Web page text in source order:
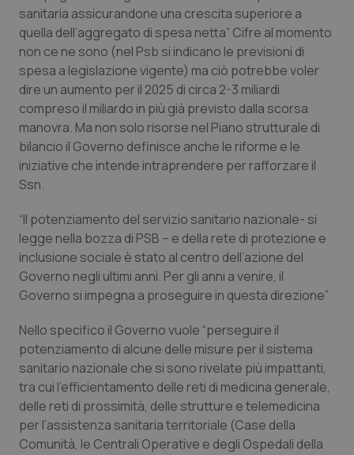
Molise
Piemonte
Provincia Autonoma di Bolzano
Provincia Autonoma di Trento
Sardegna
Sicilia
Toscana
Umbria
Valle D’Aosta
Veneto
Epatiti
HIV
Infezioni & Febbre
Ipertensione & Scompenso
Malattia di Crohn & Rettocolite Ulcerosa
Neuroscienze & patologie neurodegenerative
Obesità
Oftalmologia
Oncodermatologia
Oncoematologia
sanitaria assicurandone una crescita superiore a
quella dell’aggregato di spesa netta” Cifre al momento
non ce ne sono (nel Psb si indicano le previsioni di
spesa a legislazione vigente) ma ciò potrebbe voler
dire un aumento per il 2025 di circa 2-3 miliardi
compreso il miliardo in più già previsto dalla scorsa
manovra. Ma non solo risorse nel Piano strutturale di
bilancio il Governo definisce anche le riforme e le
iniziative che intende intraprendere per rafforzare il
Ssn.
“Il potenziamento del servizio sanitario nazionale- si
legge nella bozza di PSB – e della rete di protezione e
inclusione sociale è stato al centro dell’azione del
Governo negli ultimi anni. Per gli anni a venire, il
Governo si impegna a proseguire in questa direzione”
Nello specifico il Governo vuole “perseguire il
potenziamento di alcune delle misure per il sistema
sanitario nazionale che si sono rivelate più impattanti,
tra cui l’efficientamento delle reti di medicina generale,
delle reti di prossimità, delle strutture e telemedicina
per l’assistenza sanitaria territoriale (Case della
Comunità, le Centrali Operative e degli Ospedali della